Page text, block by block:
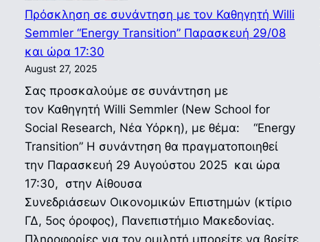
Πρόσκληση σε συνάντηση με τον Καθηγητή Willi
Semmler “Energy Transition” Παρασκευή 29/08
και ώρα 17:30
August 27, 2025
Σας προσκαλούμε σε συνάντηση με
τον Καθηγητή Willi Semmler (New School for
Social Research, Νέα Υόρκη), με θέμα: “Energy
Transition” Η συνάντηση θα πραγματοποιηθεί
την Παρασκευή 29 Αυγούστου 2025 και ώρα
17:30, στην Αίθουσα
Συνεδριάσεων Οικονομικών Επιστημών (κτίριο
ΓΔ, 5ος όροφος), Πανεπιστήμιο Μακεδονίας.